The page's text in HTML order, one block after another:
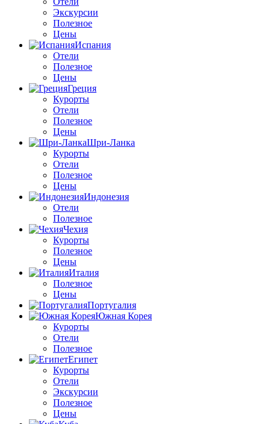
Экскурсии
Полезное
Цены
Испания
Отели
Полезное
Цены
Греция
Курорты
Отели
Полезное
Цены
Шри-Ланка
Курорты
Отели
Полезное
Цены
Индонезия
Отели
Полезное
Чехия
Курорты
Полезное
Цены
Италия
Полезное
Цены
Португалия
Южная Корея
Курорты
Отели
Полезное
Египет
Курорты
Отели
Экскурсии
Полезное
Цены